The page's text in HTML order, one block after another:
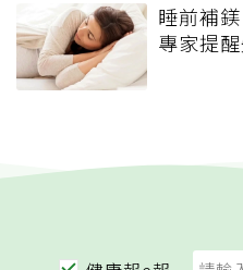
睡前補
專家提